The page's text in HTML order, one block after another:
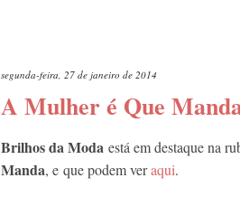
segunda-feira, 27 de janeiro de 2014
A Mulher é Que
Brilhos da Moda está em destaque na
Manda, e que podem veraqui.